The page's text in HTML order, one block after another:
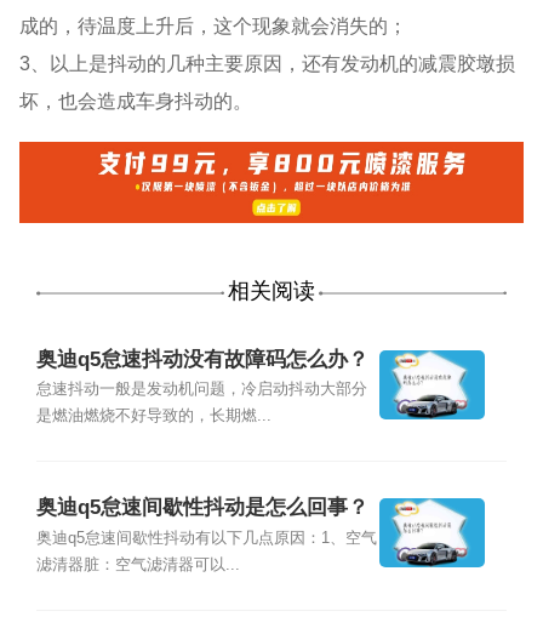
成的，待温度上升后，这个现象就会消失的；
3、以上是抖动的几种主要原因，还有发动机的减震胶墩损
坏，也会造成车身抖动的。
相关阅读
奥迪q5怠速抖动没有故障码怎么办？
怠速抖动一般是发动机问题，冷启动抖动大部分
是燃油燃烧不好导致的，长期燃...
奥迪q5怠速间歇性抖动是怎么回事？
奥迪q5怠速间歇性抖动有以下几点原因：1、空气
滤清器脏：空气滤清器可以...